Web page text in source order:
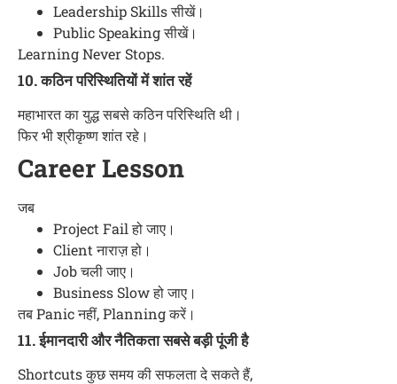
Leadership Skills सीखें।
Public Speaking सीखें।
Learning Never Stops.
10. कठिन परिस्थितियों में शांत रहें
महाभारत का युद्ध सबसे कठिन परिस्थिति थी।
फिर भी श्रीकृष्ण शांत रहे।
Career Lesson
जब
Project Fail हो जाए।
Client नाराज़ हो।
Job चली जाए।
Business Slow हो जाए।
तब Panic नहीं, Planning करें।
11. ईमानदारी और नैतिकता सबसे बड़ी पूंजी है
Shortcuts कुछ समय की सफलता दे सकते हैं,